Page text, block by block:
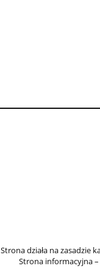
Strona działa na zasadzie
Strona informacyjna